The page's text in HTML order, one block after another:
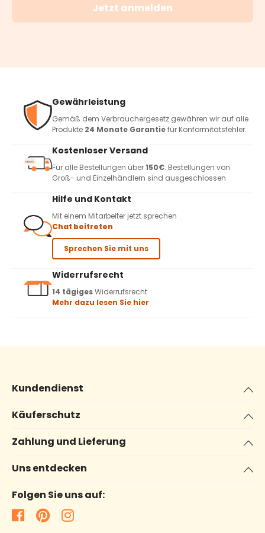
Jetzt anmelden
Gewährleistung
Gemäß dem Verbrauchergesetz gewähren wir auf alle
Produkte 24 Monate Garantiefür Konformitätsfehler.
Kostenloser Versand
Für alle Bestellungen über150€. Bestellungen von
Groß- und Einzelhändlern sind ausgeschlossen
Hilfe und Kontakt
Mit einem Mitarbeiter jetzt sprechen
Chat beitreten
Sprechen Sie mit uns
Widerrufsrecht
14 tägigesWiderrufsrecht
Mehr dazu lesen Sie hier
Kundendienst
Käuferschutz
Zahlung und Lieferung
Uns entdecken
Folgen Sie uns auf: